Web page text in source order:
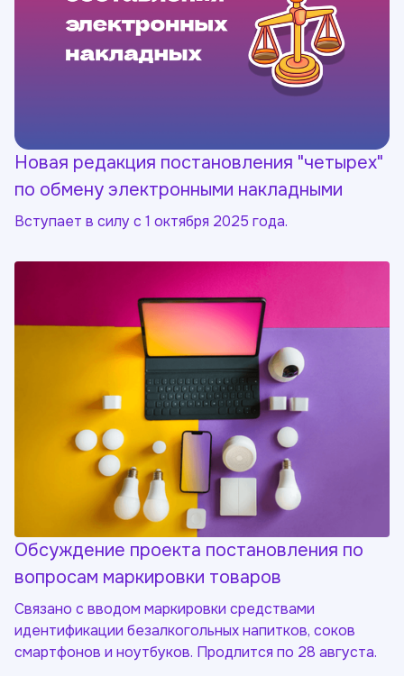
Новая редакция постановления "четырех"
по обмену электронными накладными
Вступает в силу с 1 октября 2025 года.
Обсуждение проекта постановления по
вопросам маркировки товаров
Связано с вводом маркировки средствами
идентификации безалкогольных напитков, соков
смартфонов и ноутбуков. Продлится по 28 августа.